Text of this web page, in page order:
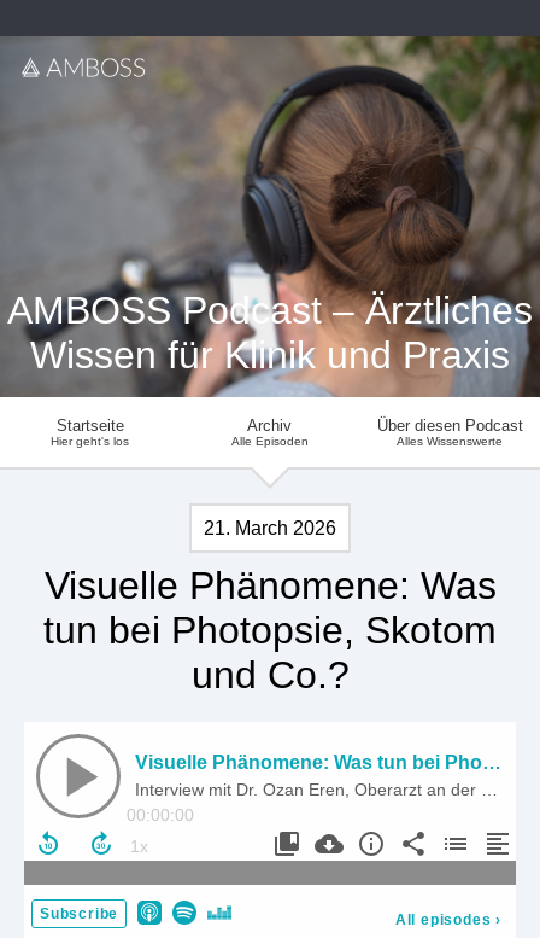
AMBOSS Podcast – Ärztliches
Wissen für Klinik und Praxis
Startseite
Hier geht's los
Archiv
Alle Episoden
Über diesen Podcast
Alles Wissenswerte
21. March 2026
Visuelle Phänomene: Was
tun bei Photopsie, Skotom
und Co.?
Visuelle Phänomene: Was tun bei Photopsie, Skotom und Co.?
00:00:00
Subscribe All episodes ›